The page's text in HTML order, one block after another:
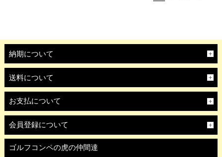
納期について
送料について
お支払について
会員登録について
ゴルフコンペの虎の仲間達